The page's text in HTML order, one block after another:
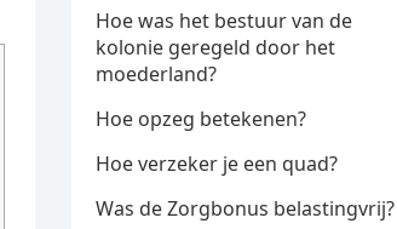
Hoe was het bestuur van de
kolonie geregeld door het
moederland?
Hoe opzeg betekenen?
Hoe verzeker je een quad?
Was de Zorgbonus belastingvrij?